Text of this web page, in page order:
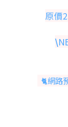
原價
\
🐈網路